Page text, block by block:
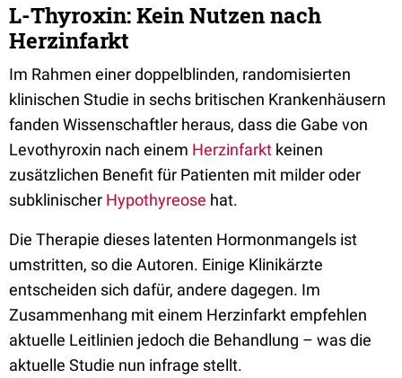
L-Thyroxin: Kein Nutzen nach
Herzinfarkt
Im Rahmen einer doppelblinden, randomisierten
klinischen Studie in sechs britischen Krankenhäusern
fanden Wissenschaftler heraus, dass die Gabe von
Levothyroxin nach einem Herzinfarkt keinen
zusätzlichen Benefit für Patienten mit milder oder
subklinischer Hypothyreose hat.
Die Therapie dieses latenten Hormonmangels ist
umstritten, so die Autoren. Einige Klinikärzte
entscheiden sich dafür, andere dagegen. Im
Zusammenhang mit einem Herzinfarkt empfehlen
aktuelle Leitlinien jedoch die Behandlung – was die
aktuelle Studie nun infrage stellt.